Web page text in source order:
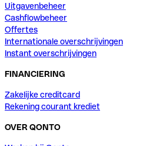
Uitgavenbeheer
Cashflowbeheer
Offertes
Internationale overschrijvingen
Instant overschrijvingen
FINANCIERING
Zakelijke creditcard
Rekening courant krediet
OVER QONTO